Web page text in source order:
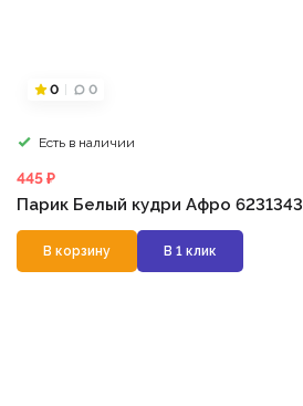
0 0
Есть в наличии
445 ₽
Парик Белый кудри Афро 6231343
В корзину В 1 клик